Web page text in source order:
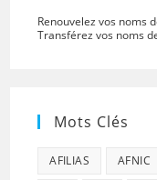
Renouvelez vos noms
Transférez vos noms
Mots Clés
AFILIAS AFNIC